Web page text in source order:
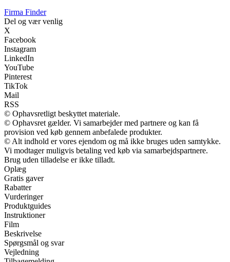
Firma Finder
Del og vær venlig
X
Facebook
Instagram
LinkedIn
YouTube
Pinterest
TikTok
Mail
RSS
© Ophavsretligt beskyttet materiale.
© Ophavsret gælder. Vi samarbejder med partnere og kan få
provision ved køb gennem anbefalede produkter.
© Alt indhold er vores ejendom og må ikke bruges uden samtykke.
Vi modtager muligvis betaling ved køb via samarbejdspartnere.
Brug uden tilladelse er ikke tilladt.
Oplæg
Gratis gaver
Rabatter
Vurderinger
Produktguides
Instruktioner
Film
Beskrivelse
Spørgsmål og svar
Vejledning